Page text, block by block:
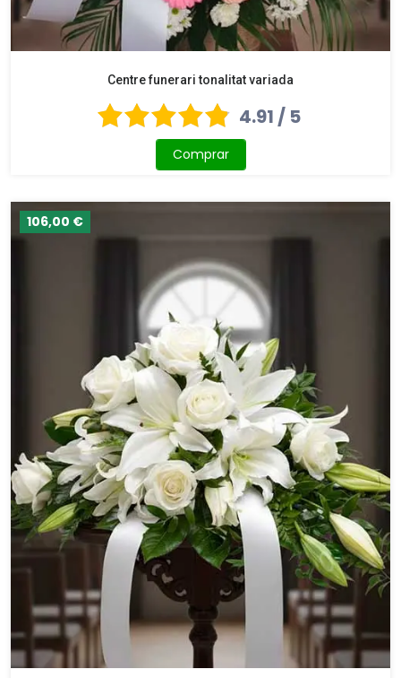
Centre funerari tonalitat variada
4.91 / 5
Comprar
106,00 €